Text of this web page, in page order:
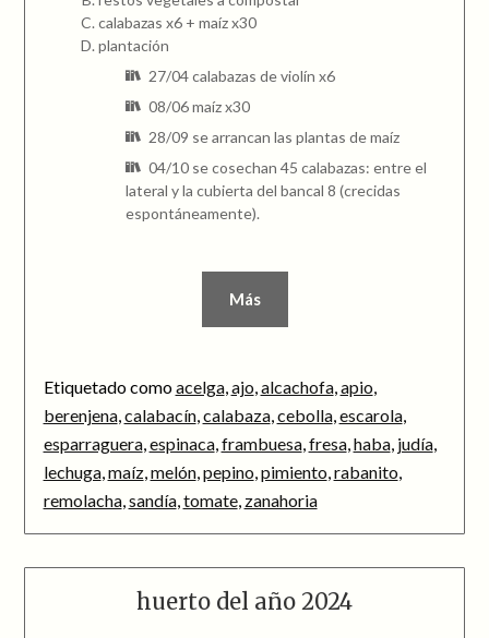
calabazas x6 + maíz x30
plantación
27/04 calabazas de violín x6
08/06 maíz x30
28/09 se arrancan las plantas de maíz
04/10 se cosechan 45 calabazas: entre el
lateral y la cubierta del bancal 8 (crecidas
espontáneamente).
Más
Etiquetado comoacelga,ajo,alcachofa,apio,
berenjena,calabacín,calabaza,cebolla,escarola,
esparraguera,espinaca,frambuesa,fresa,haba, judía,
lechuga,maíz,melón,pepino,pimiento,rabanito,
remolacha,sandía,tomate, zanahoria
huerto del año 2024